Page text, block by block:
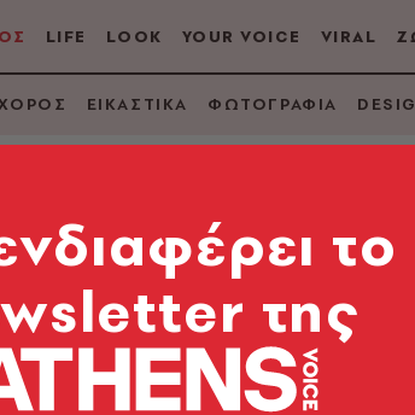
LIFE LOOK YOUR VOICE VIRAL
ΕΙΚΑΣΤΙΚΑ ΦΩΤΟΓΡΑΦΙΑ
θέση
και
το
της